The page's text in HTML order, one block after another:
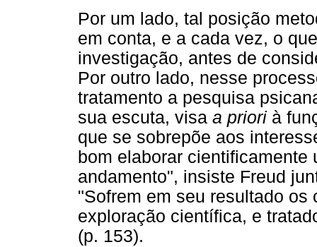
Por um lado, tal posição
em conta, e a cada vez, o
investigação, antes de
Por outro lado, nesse
tratamento a pesquisa
sua escuta, visa a priori à
que se sobrepõe aos
bom elaborar
andamento", insiste Freud
"Sofrem em seu resultado
exploração científica, e
(p. 153).